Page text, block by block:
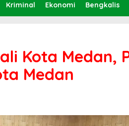
Kriminal Ekonomi Bengkalis
Kota Medan,
Medan